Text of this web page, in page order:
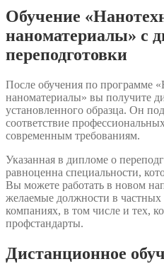
Обучение
наноматериалы» с
переподготовки
После обучения по программе
наноматериалы» вы получите
установленного образца. Он
соответствие
современным требованиям.
Указанная в дипломе о
равноценна специальности,
Вы можете работать в новом
желаемые должности в частных
компаниях, в том числе и тех,
профстандарты.
Дистанционное